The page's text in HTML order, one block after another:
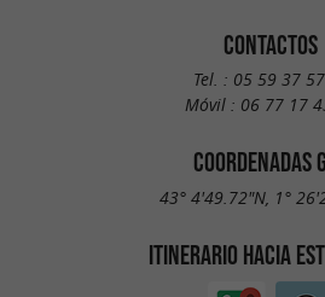
CONTACTOS
Tel. : 05 59 37
Móvil : 06 77 17
COORDENADAS
43° 4'49.72"N, 1°
ITINERARIO HACIA